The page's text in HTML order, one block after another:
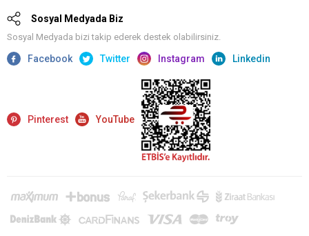
Sosyal Medyada Biz
Sosyal Medyada bizi takip ederek destek olabilirsiniz.
Facebook Twitter Instagram Linkedin
Pinterest YouTube